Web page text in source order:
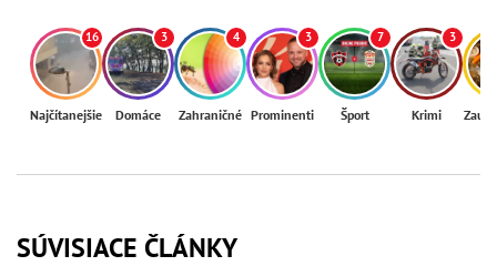
16
Najčítanejšie
3
Domáce
4
Zahraničné
3
Prominenti
7
Šport
3
Krimi
SÚVISIACE ČLÁNKY